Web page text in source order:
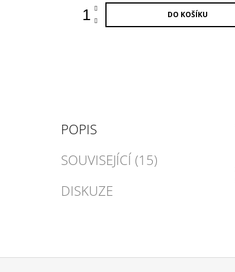
DO KOŠÍKU
POPIS
SOUVISEJÍCÍ (15)
DISKUZE